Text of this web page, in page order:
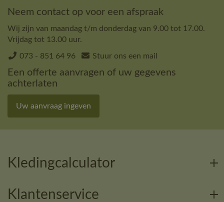
Neem contact op voor een afspraak
Wij zijn van maandag t/m donderdag van 9.00 tot 17.00.
Vrijdag tot 13.00 uur.
073 - 851 64 96 Stuur ons een mail
Een offerte aanvragen of uw gegevens
achterlaten
Uw aanvraag ingeven
Kledingcalculator
Klantenservice